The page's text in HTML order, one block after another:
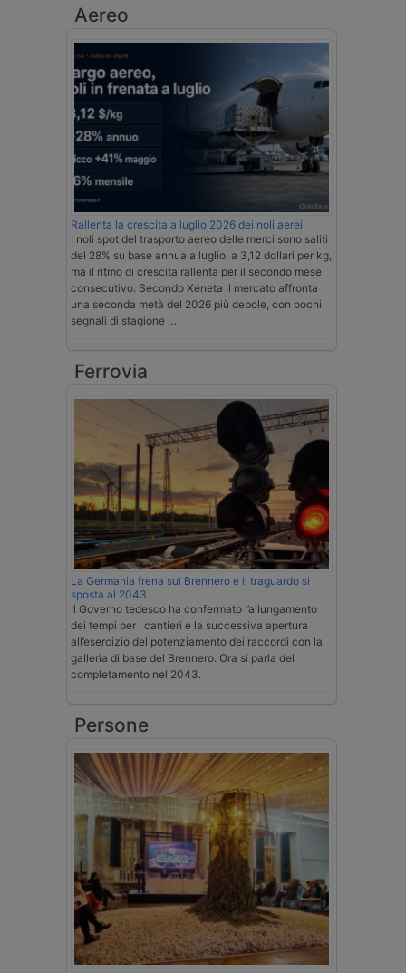
Aereo
Rallenta la crescita a luglio 2026 dei noli aerei
I noli spot del trasporto aereo delle merci sono saliti
del 28% su base annua a luglio, a 3,12 dollari per kg,
ma il ritmo di crescita rallenta per il secondo mese
consecutivo. Secondo Xeneta il mercato affronta
una seconda metà del 2026 più debole, con pochi
segnali di stagione …
Ferrovia
La Germania frena sul Brennero e il traguardo si
sposta al 2043
Il Governo tedesco ha confermato l’allungamento
dei tempi per i cantieri e la successiva apertura
all’esercizio del potenziamento dei raccordi con la
galleria di base del Brennero. Ora si parla del
completamento nel 2043.
Persone